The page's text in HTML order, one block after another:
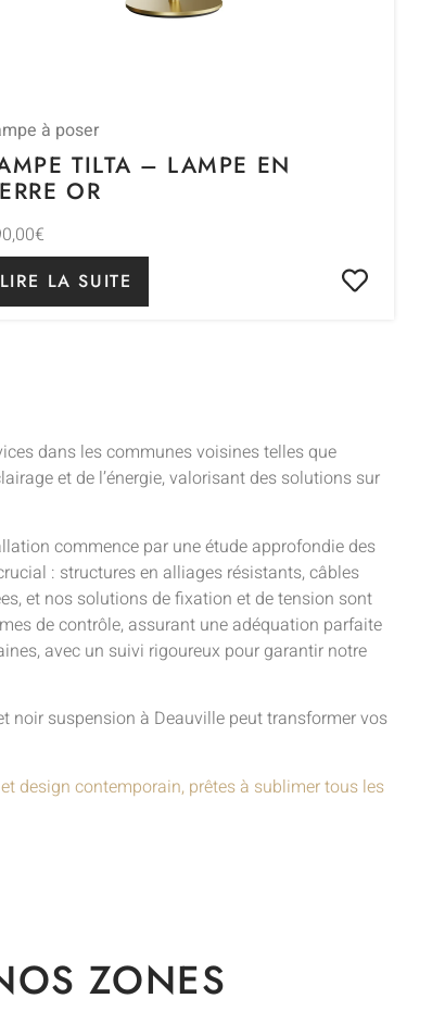
à poser
TILTA – LAMPE EN
OR
€
LIRE LA SUITE
dans les communes voisines telles que
et de l’énergie, valorisant des solutions sur
commence par une étude approfondie des
: structures en alliages résistants, câbles
et nos solutions de fixation et de tension sont
de contrôle, assurant une adéquation parfaite
avec un suivi rigoureux pour garantir notre
noir suspension à Deauville peut transformer vos
design contemporain, prêtes à sublimer tous les
ZONES